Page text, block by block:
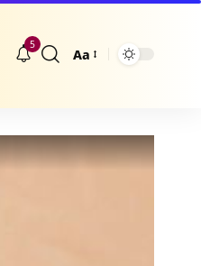
5
Größenänderung
Aa